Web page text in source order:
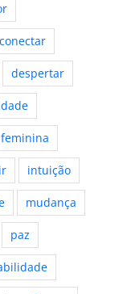
conectar
despertar
feminina
intuição
mudança
paz